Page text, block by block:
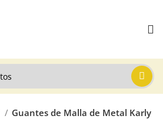
Guantes de Malla de Metal Karly